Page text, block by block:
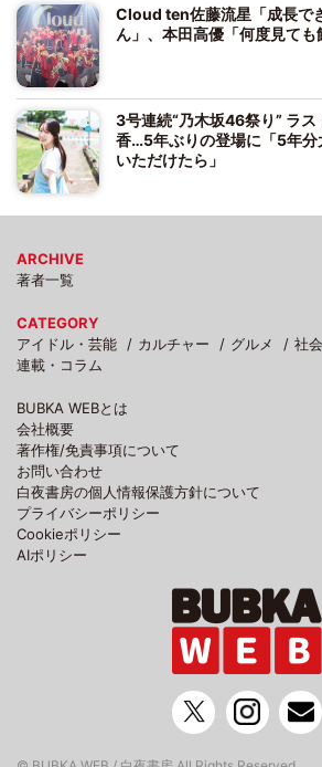
Cloud ten佐藤流星「成長で
ん」、本田高優「何度見ても
3号連続“乃木坂46祭り” ラ
香…5年ぶりの登場に「5年分
いただけたら」
ARCHIVE
著者一覧
CATEGORY
アイドル・芸能
カルチャー グルメ 社会
連載・コラム
BUBKA WEBとは
会社概要
著作権/免責事項について
お問い合わせ
白夜書房の個人情報保護方針について
プライバシーポリシー
Cookieポリシー
AIポリシー